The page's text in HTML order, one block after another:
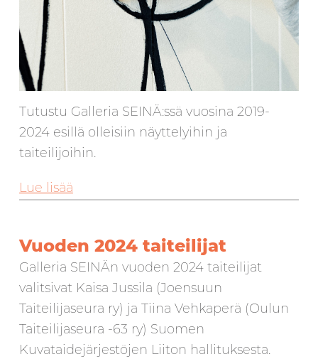
Tutustu Galleria SEINÄ:ssä vuosina 2019-
2024 esillä olleisiin näyttelyihin ja
taiteilijoihin.
Lue lisää
Vuoden 2024 taiteilijat
Galleria SEINÄn vuoden 2024 taiteilijat
valitsivat Kaisa Jussila (Joensuun
Taiteilijaseura ry) ja Tiina Vehkaperä (Oulun
Taiteilijaseura -63 ry) Suomen
Kuvataidejärjestöjen Liiton hallituksesta.